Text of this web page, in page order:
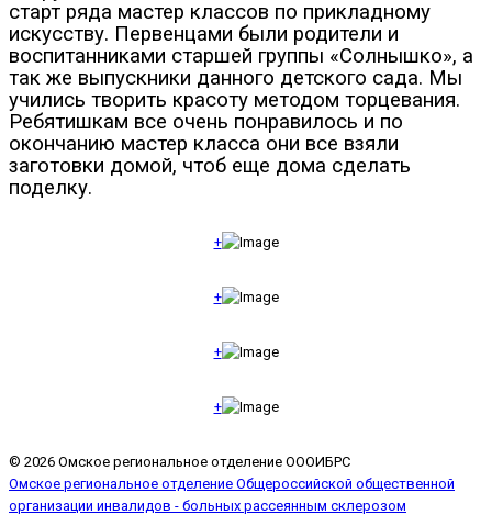
старт ряда мастер классов по прикладному
искусству. Первенцами были родители и
воспитанниками старшей группы «Солнышко», а
так же выпускники данного детского сада. Мы
учились творить красоту методом торцевания.
Ребятишкам все очень понравилось и по
окончанию мастер класса они все взяли
заготовки домой, чтоб еще дома сделать
поделку.
+
+
+
+
© 2026 Омское региональное отделение ОООИБРС
Омское региональное отделение Общероссийской общественной
организации инвалидов - больных рассеянным склерозом